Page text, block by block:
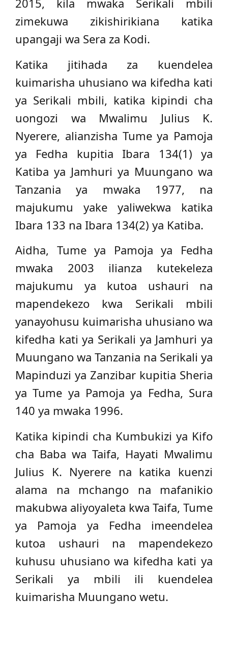
2015, kila mwaka Serikali mbili
zimekuwa zikishirikiana katika
upangaji wa Sera za Kodi.
Katika jitihada za kuendelea
kuimarisha uhusiano wa kifedha kati
ya Serikali mbili, katika kipindi cha
uongozi wa Mwalimu Julius K.
Nyerere, alianzisha Tume ya Pamoja
ya Fedha kupitia Ibara 134(1) ya
Katiba ya Jamhuri ya Muungano wa
Tanzania ya mwaka 1977, na
majukumu yake yaliwekwa katika
Ibara 133 na Ibara 134(2) ya Katiba.
Aidha, Tume ya Pamoja ya Fedha
mwaka 2003 ilianza kutekeleza
majukumu ya kutoa ushauri na
mapendekezo kwa Serikali mbili
yanayohusu kuimarisha uhusiano wa
kifedha kati ya Serikali ya Jamhuri ya
Muungano wa Tanzania na Serikali ya
Mapinduzi ya Zanzibar kupitia Sheria
ya Tume ya Pamoja ya Fedha, Sura
140 ya mwaka 1996.
Katika kipindi cha Kumbukizi ya Kifo
cha Baba wa Taifa, Hayati Mwalimu
Julius K. Nyerere na katika kuenzi
alama na mchango na mafanikio
makubwa aliyoyaleta kwa Taifa, Tume
ya Pamoja ya Fedha imeendelea
kutoa ushauri na mapendekezo
kuhusu uhusiano wa kifedha kati ya
Serikali ya mbili ili kuendelea
kuimarisha Muungano wetu.